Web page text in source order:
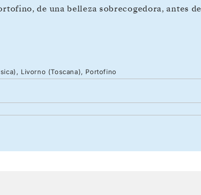
de una belleza sobrecogedora, antes de
Livorno (Toscana), Portofino